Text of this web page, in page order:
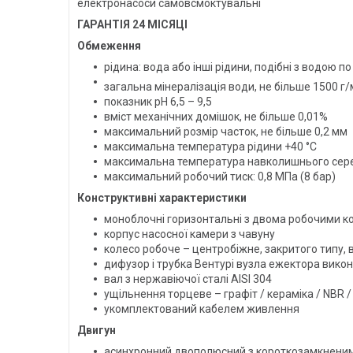
електронасоси самовсмоктувальні
ГАРАНТІЯ 24 МІСЯЦІ
Обмеження
рідина: вода або інші рідини, подібні з водою по
загальна мінералізація води, не більше 1500
показник pH 6,5 – 9,5
вміст механічних домішок, не більше 0,01%
максимальний розмір часток, не більше 0,2 мм
максимальна температура рідини +40 °С
максимальна температура навколишнього
максимальний робочий тиск: 0,8 МПа (8 бар)
Конструктивні характеристики
моноблочні горизонтальні з двома робочими
корпус насосної камери з чавуну
колесо робоче – центробіжне, закритого типу,
дифузор і трубка Вентурі вузла ежектора
вал з нержавіючої сталі AISI 304
ущільнення торцеве – графіт / кераміка / NBR
укомплектований кабелем живлення
Двигун